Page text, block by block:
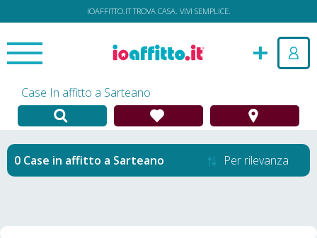
IOAFFITTO.IT TROVA CASA. VIVI SEMPLICE.
Case In affitto a Sarteano
Case in affitto a Sarteano Per rilevanza